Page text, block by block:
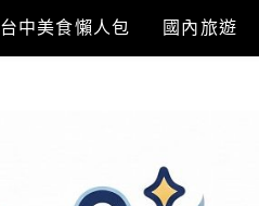
台中美食懶人包 國內旅遊